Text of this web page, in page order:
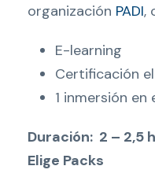
organización PADI,
E-learning
Certificación
1 inmersión en
Duración: 2 – 2,5
Elige Packs